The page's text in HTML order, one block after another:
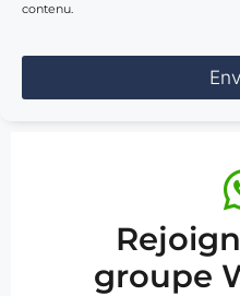
contenu.
groupe